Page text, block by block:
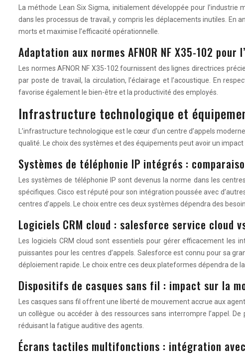
La méthode Lean Six Sigma, initialement développée pour l’industrie
dans les processus de travail, y compris les déplacements inutiles. En
morts et maximise l’efficacité opérationnelle.
Adaptation aux normes AFNOR NF X35-102 pour
Les normes AFNOR NF X35-102 fournissent des lignes directrices
par poste de travail, la circulation, l’éclairage et l’acoustique. En
favorise également le bien-être et la productivité des employés.
Infrastructure technologique et
L’infrastructure technologique est le cœur d’un centre d’appels
qualité. Le choix des systèmes et des équipements peut avoir un
Systèmes de téléphonie IP intégrés :
Les systèmes de téléphonie IP sont devenus la norme dans les
spécifiques. Cisco est réputé pour son intégration poussée avec
centres d’appels. Le choix entre ces deux systèmes dépendra des
Logiciels CRM cloud : salesforce service cloud
Les logiciels CRM cloud sont essentiels pour gérer efficacement les
puissantes pour les centres d’appels. Salesforce est connu pour sa
déploiement rapide. Le choix entre ces deux plateformes dépendra de
Dispositifs de casques sans fil : impact sur la
Les casques sans fil offrent une liberté de mouvement accrue aux
un collègue ou accéder à des ressources sans interrompre l’appel.
réduisant la fatigue auditive des agents.
Écrans tactiles multifonctions : intégration